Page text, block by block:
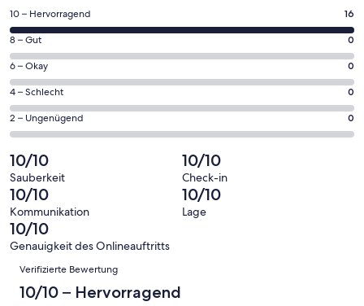
einem
Fenster
geöffnet
16
von
insgesamt
16
Gästebewertungen
haben
eine
Bewertung
von
10
-
Hervorragend
10 – Hervorragend 16
0
von
insgesamt
16
Gästebewertungen
haben
eine
Bewertung
von
8
-
Gut
8 – Gut 0
0
von
insgesamt
16
Gästebewertungen
haben
eine
Bewertung
von
6
-
Okay
6 – Okay 0
0
von
insgesamt
Gästebewertungen
haben
eine
Bewertung
von
4
4 – Schlecht 0
0
von
insgesamt
16
Gästebewertungen
haben
eine
Bewertung
von
2 – Ungenügend 0
10/10
Sauberkeit
10/10
Check-in
10/10
Kommunikation
10/10
Lage
10/10
Genauigkeit des Onlineauftritts
Bewertungen
Verifizierte Bewertung
10/10 – Hervorragend